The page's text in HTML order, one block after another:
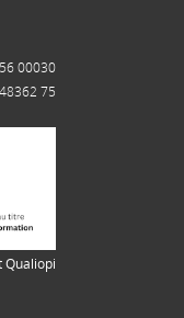
00030
75
Qualiopi